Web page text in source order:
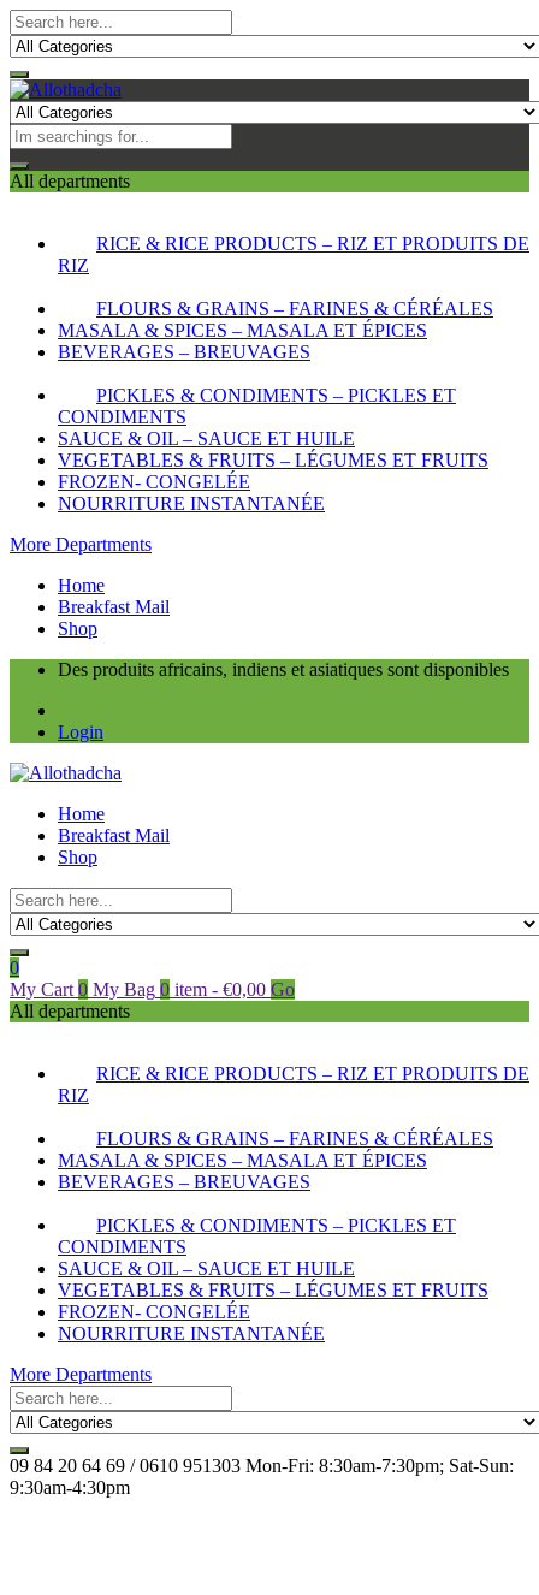
All departments
RICE & RICE PRODUCTS – RIZ ET PRODUITS DE
RIZ
FLOURS & GRAINS – FARINES & CÉRÉALES
MASALA & SPICES – MASALA ET ÉPICES
BEVERAGES – BREUVAGES
PICKLES & CONDIMENTS – PICKLES ET
CONDIMENTS
SAUCE & OIL – SAUCE ET HUILE
VEGETABLES & FRUITS – LÉGUMES ET FRUITS
FROZEN- CONGELÉE
NOURRITURE INSTANTANÉE
More Departments
Home
Breakfast Mail
Shop
Des produits africains, indiens et asiatiques sont disponibles
Login
Home
Breakfast Mail
Shop
0
My Cart 0 My Bag 0 item - €0,00 Go
All departments
RICE & RICE PRODUCTS – RIZ ET PRODUITS DE
RIZ
FLOURS & GRAINS – FARINES & CÉRÉALES
MASALA & SPICES – MASALA ET ÉPICES
BEVERAGES – BREUVAGES
PICKLES & CONDIMENTS – PICKLES ET
CONDIMENTS
SAUCE & OIL – SAUCE ET HUILE
VEGETABLES & FRUITS – LÉGUMES ET FRUITS
FROZEN- CONGELÉE
NOURRITURE INSTANTANÉE
More Departments
09 84 20 64 69 / 0610 951303 Mon-Fri: 8:30am-7:30pm; Sat-Sun:
9:30am-4:30pm